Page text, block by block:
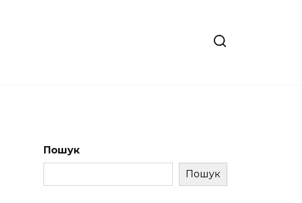
Пошук
Пошук